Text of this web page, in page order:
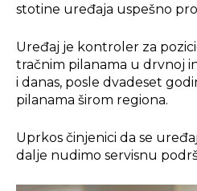
stotine uređaja uspešno
Uređaj je kontroler za
tračnim pilanama u drvnoj
i danas, posle dvadeset
pilanama širom regiona.
Uprkos činjenici da se
dalje nudimo servisnu